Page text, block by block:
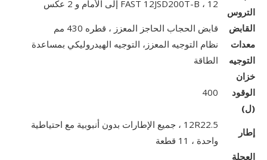
التروس
FAST 12JSD200T-B ، 12 إلى الأمام و 2 عكس
القابض
قابض الحجاب الحاجز المعزز ، قطره 430 مم
معدات
التوجيه
نظام التوجيه المعزز، التوجيه الهيدروليكي بمساعدة
الطاقة
خزان
الوقود
(ل)
400
إطار
12R22.5 ، جميع الإطارات بدون أنبوبية مع احتياطية
واحدة ، 11 قطعة
العجلة